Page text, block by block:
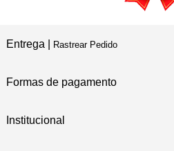
Entrega | Rastrear Pedido
Formas de pagamento
Institucional